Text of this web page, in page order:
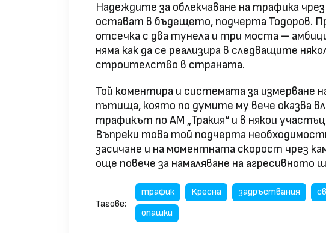
Надеждите за облекчаване на трафика
остават в бъдещето, подчерта Тодоров.
отсечка с два тунела и три моста –
няма как да се реализира в следващите
строителство в страната.
Той коментира и системата за измерване
пътища, която по думите му вече оказва
трафикът по АМ „Тракия“ и в някои
Въпреки това той подчерта
засичане и на моментната скорост чрез
още повече за намаляване на агресивното
Тагове:
трафик Кресна задръствания
опашки